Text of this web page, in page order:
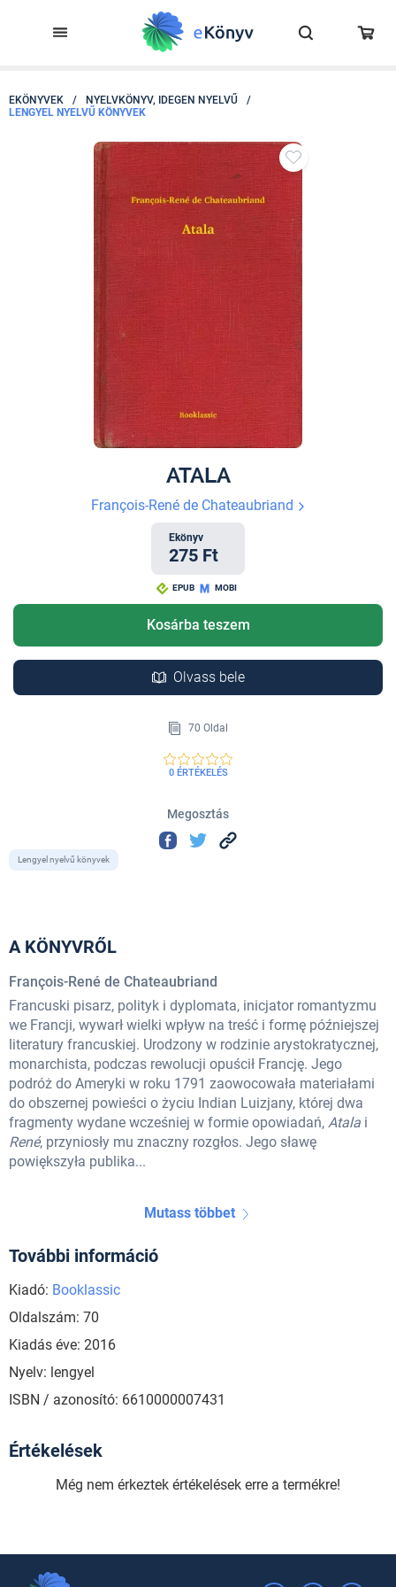
EKÖNYVEK / NYELVKÖNYV, IDEGEN NYELVŰ
/
LENGYEL NYELVŰ KÖNYVEK
ATALA
François-René de Chateaubriand
Ekönyv
275 Ft
EPUB MOBI
Kosárba teszem
Olvass bele
70 Oldal
0 ÉRTÉKELÉS
Megosztás
Lengyel nyelvű könyvek
A KÖNYVRŐL
François-René de Chateaubriand
Francuski pisarz, polityk i dyplomata, inicjator romantyzmu
we Francji, wywarł wielki wpływ na treść i formę późniejszej
literatury francuskiej. Urodzony w rodzinie arystokratycznej,
monarchista, podczas rewolucji opuścił Francję. Jego
podróż do Ameryki w roku 1791 zaowocowała materiałami
do obszernej powieści o życiu Indian Luizjany, której dwa
fragmenty wydane wcześniej w formie opowiadań, Atala i
René, przyniosły mu znaczny rozgłos. Jego sławę
powiększyła publika...
Mutass többet
További információ
Kiadó: Booklassic
Oldalszám: 70
Kiadás éve: 2016
Nyelv: lengyel
ISBN / azonosító: 6610000007431
Értékelések
Még nem érkeztek értékelések erre a termékre!